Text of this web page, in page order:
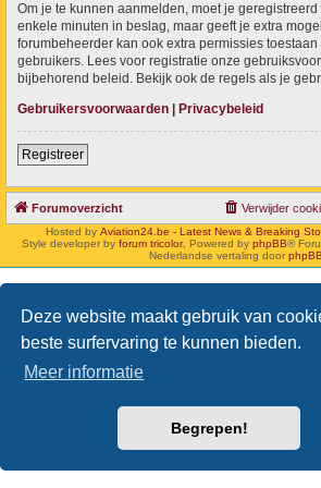
Deze website maakt gebruik van
beste surfervaring te kunnen bieden.
Meer informatie
Begrepen!
Om je te kunnen aanmelden, moet je
enkele minuten in beslag, maar geeft je extra
forumbeheerder kan ook extra permissies
gebruikers. Lees voor registratie onze
bijbehorend beleid. Bekijk ook de regels als je
Gebruikersvoorwaarden
Privacybeleid
Registreer
Forumoverzicht Verwijder
Hosted by Aviation24.be - Latest News & Breaking
Style developer by forum tricolor, Powered by phpBB®
Nederlandse vertaling door